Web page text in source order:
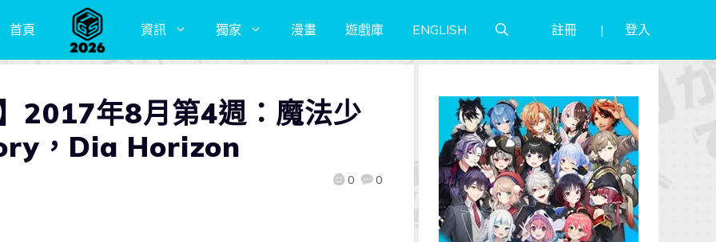
首頁 資訊 獨家 漫畫 遊戲庫 ENGLISH 註冊 登入
2017年8月第4週：魔法少
，Dia Horizon
0 0